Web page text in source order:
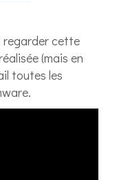
regarder cette
(mais en
toutes les